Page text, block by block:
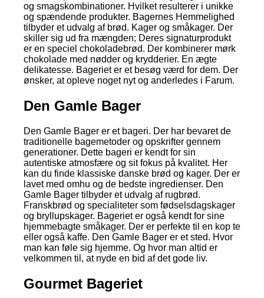
og smagskombinationer. Hvilket resulterer i unikke
og spændende produkter. Bagernes Hemmelighed
tilbyder et udvalg af brød. Kager og småkager. Der
skiller sig ud fra mængden; Deres signaturprodukt
er en speciel chokoladebrød. Der kombinerer mørk
chokolade med nødder og krydderier. En ægte
delikatesse. Bageriet er et besøg værd for dem. Der
ønsker, at opleve noget nyt og anderledes i Farum.
Den Gamle Bager
Den Gamle Bager er et bageri. Der har bevaret de
traditionelle bagemetoder og opskrifter gennem
generationer. Dette bageri er kendt for sin
autentiske atmosfære og sit fokus på kvalitet. Her
kan du finde klassiske danske brød og kager. Der er
lavet med omhu og de bedste ingredienser. Den
Gamle Bager tilbyder et udvalg af rugbrød.
Franskbrød og specialiteter som fødselsdagskager
og bryllupskager. Bageriet er også kendt for sine
hjemmebagte småkager. Der er perfekte til en kop te
eller også kaffe. Den Gamle Bager er et sted. Hvor
man kan føle sig hjemme. Og hvor man altid er
velkommen til, at nyde en bid af det gode liv.
Gourmet Bageriet